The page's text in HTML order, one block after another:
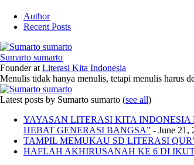
Author
Recent Posts
Sumarto sumarto
Founderat Literasi Kita Indonesia
Menulis tidak hanya menulis, tetapi menulis harus
Latest posts by Sumarto sumarto (see all)
YAYASAN LITERASI KITA
HEBAT GENERASI BANGSA” - June 21,
TAMPIL MEMUKAU SD LITERASI
HAFLAH AKHIRUSANAH KE 6 DI